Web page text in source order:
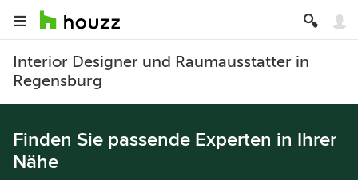
Interior Designer und Raumausstatter in
Regensburg
Finden Sie passende Experten in Ihrer
Nähe